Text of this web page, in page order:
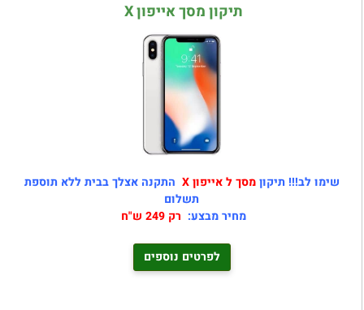
תיקון מסך אייפון X
שימו לב!!! תיקוןמסך לאייפון X
התקנה אצלך בבית ללא תוספת
תשלום
מחיר מבצע: רק 249 ש"ח
לפרטים נוספים